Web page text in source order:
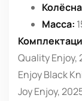
Масса:
Quality Enjoy,
Enjoy Black
Joy Enjoy,